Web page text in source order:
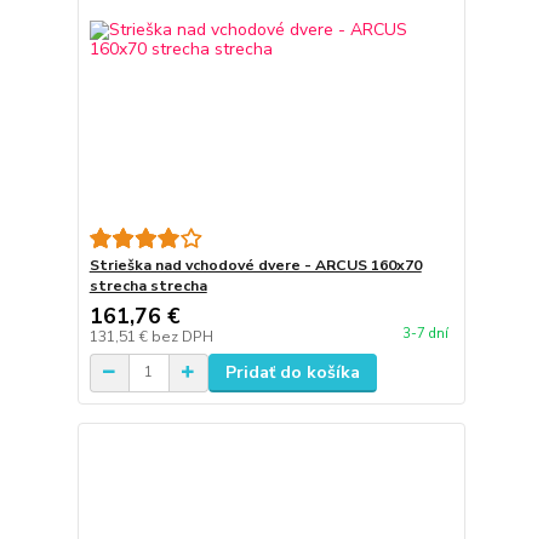
Strieška nad vchodové dvere - ARCUS 160x70
strecha strecha
161,76 €
131,51 € bez DPH 3-7 dní
Pridať do košíka